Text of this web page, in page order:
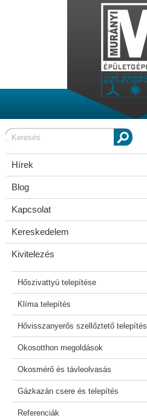
Hírek
Blog
Kapcsolat
Kereskedelem
Kivitelezés
Hőszivattyú telepítése
Klíma telepítés
Hővisszanyerős szellőztető telepítés
Okosotthon megoldások
Okosmérő és távleolvasás
Gázkazán csere és telepítés
Referenciák